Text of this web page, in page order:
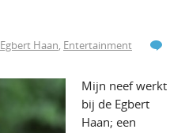
Egbert Haan, Entertainment
Mijn neef werkt
bij de Egbert
Haan; een